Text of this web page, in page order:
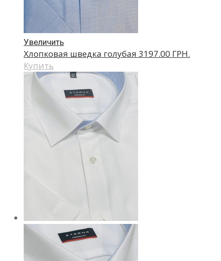
Увеличить
Хлопковая шведка голубая 3197.00 ГРН.
Купить